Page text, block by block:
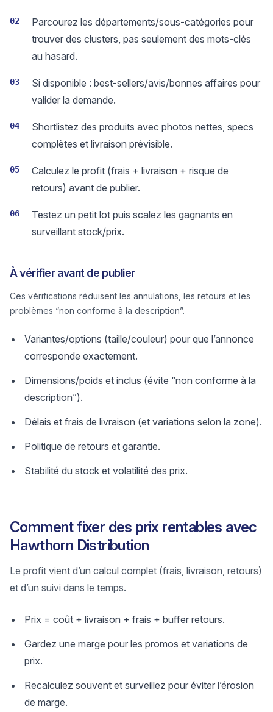
02
Parcourez les départements/sous-catégories pour
trouver des clusters, pas seulement des mots-clés
au hasard.
03
Si disponible : best-sellers/avis/bonnes affaires pour
valider la demande.
04
Shortlistez des produits avec photos nettes, specs
complètes et livraison prévisible.
05
Calculez le profit (frais + livraison + risque de
retours) avant de publier.
06
Testez un petit lot puis scalez les gagnants en
surveillant stock/prix.
À vérifier avant de publier
Ces vérifications réduisent les annulations, les retours et les
problèmes “non conforme à la description”.
Variantes/options (taille/couleur) pour que l’annonce
corresponde exactement.
Dimensions/poids et inclus (évite “non conforme à la
description”).
Délais et frais de livraison (et variations selon la zone).
Politique de retours et garantie.
Stabilité du stock et volatilité des prix.
Comment fixer des prix rentables avec
Hawthorn Distribution
Le profit vient d’un calcul complet (frais, livraison, retours)
et d’un suivi dans le temps.
Prix = coût + livraison + frais + buffer retours.
Gardez une marge pour les promos et variations de
prix.
Recalculez souvent et surveillez pour éviter l’érosion
de marge.